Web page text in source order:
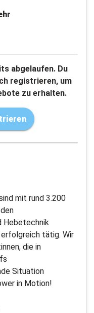
abgelaufen. Du
registrieren, um
zu erhalten.
mit rund 3.200
Hebetechnik
erfolgreich tätig. Wir
die in
Situation
in Motion!